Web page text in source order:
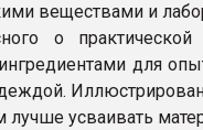
веществами и
о
для
усваивать